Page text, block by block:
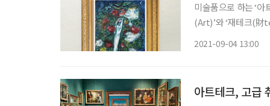
미술품으로 하는 ‘
(Art)’와 ‘재테크(財
2021-09-04 13:00
아트테크, 고급